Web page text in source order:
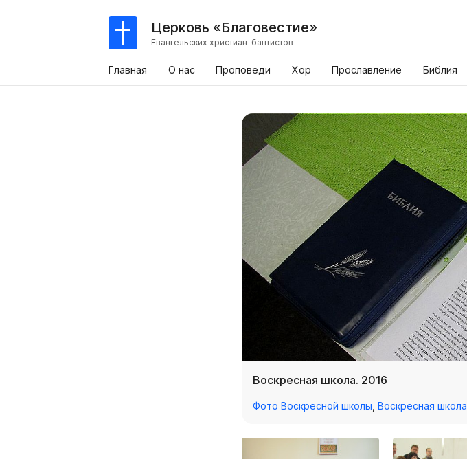
Церковь «Благовестие»
Евангельских христиан-баптистов
Главная О нас Проповеди Хор Прославление Библия
Воскресная школа. 2016
Фото Воскресной школы Воскресная школа